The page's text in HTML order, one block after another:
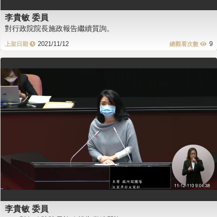
李貴敏 委員
對行政院院長施政報告繼續質詢。
2021/11/12 9
李貴敏 委員